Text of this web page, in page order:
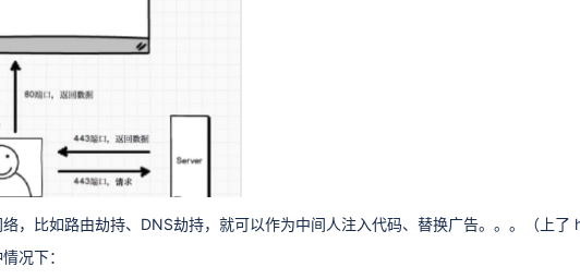
，比如路由劫持、DNS劫持，就可以作为中间人注入代码、替换广告。。。（上了
况下：